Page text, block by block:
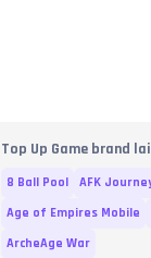
Top Up Game brand
8 Ball Pool AFK
Age of Empires Mobile
ArcheAge War